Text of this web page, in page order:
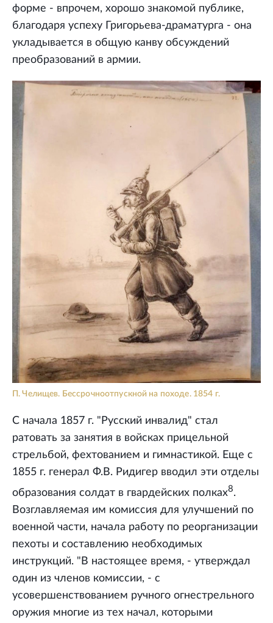
форме - впрочем, хорошо знакомой публике,
благодаря успеху Григорьева-драматурга - она
укладывается в общую канву обсуждений
преобразований в армии.
П. Челищев. Бессрочноотпускной на походе. 1854 г.
С начала 1857 г. "Русский инвалид" стал
ратовать за занятия в войсках прицельной
стрельбой, фехтованием и гимнастикой. Еще с
1855 г. генерал Ф.В. Ридигер вводил эти отделы
образования солдат в гвардейских полках8.
Возглавляемая им комиссия для улучшений по
военной части, начала работу по реорганизации
пехоты и составлению необходимых
инструкций. "В настоящее время, - утверждал
один из членов комиссии, - с
усовершенствованием ручного огнестрельного
оружия многие из тех начал, которыми